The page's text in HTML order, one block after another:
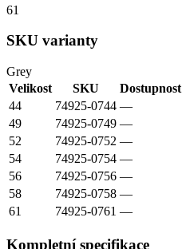
61
SKU varianty
Grey
Velikost
SKU Dostupnost
44
74925-0744 —
49
74925-0749 —
52
74925-0752 —
54
74925-0754 —
56
74925-0756 —
58
74925-0758 —
61
74925-0761 —
Kompletní specifikace